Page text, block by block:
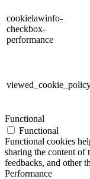
cookielawinfo-
checkbox-
performance
Functional
Functional
Functional cookies
sharing the content of
feedbacks, and other
Performance